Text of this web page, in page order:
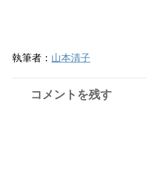
執筆者： 山本清子
コメントを残す